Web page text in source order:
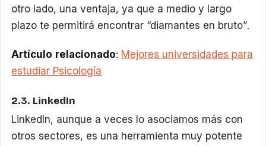
otro lado, una ventaja, ya que a medio y largo
plazo te permitirá encontrar “diamantes en bruto”.
Artículo relacionado: Mejores universidades para
estudiar Psicología
2.3. LinkedIn
LinkedIn, aunque a veces lo asociamos más con
otros sectores, es una herramienta muy potente